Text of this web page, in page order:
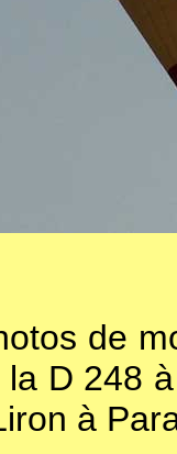
de
D 248
à